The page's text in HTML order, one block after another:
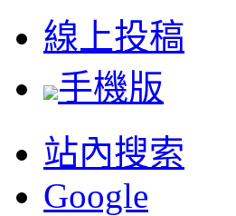
線上投稿
手機版
站內搜索
Google